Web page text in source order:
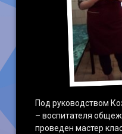
Под руководством
– воспитателя
проведен мастер